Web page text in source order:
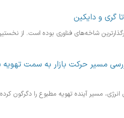
گری و دایکین
شاخه‌های فناوری بوده است. از
مسیر حرکت بازار به سمت تهویه
مسیر آینده تهویه مطبوع را دگرگون